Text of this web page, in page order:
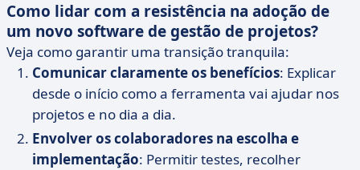
Como lidar com a resistência na adoção de
um novo software de gestão de projetos?
Veja como garantir uma transição tranquila:
Comunicar claramente os benefícios: Explicar
desde o início como a ferramenta vai ajudar nos
projetos e no dia a dia.
Envolver os colaboradores na escolha e
implementação: Permitir testes, recolher